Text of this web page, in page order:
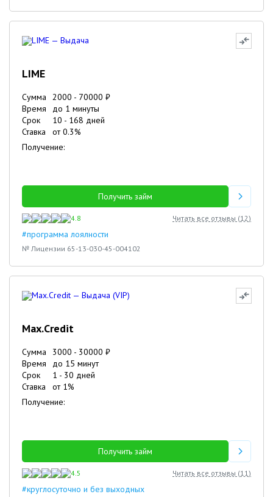
LIME
Сумма 2000 - 70000 ₽
Время
до 1 минуты
Срок
10 - 168 дней
Ставка
от0.3%
Получение:
Получить займ
4.8 Читать все отзывы (12)
#программа лоялности
№ Лицензии 65-13-030-45-004102
Max.Credit
Сумма 3000 - 30000 ₽
Время
до 15 минут
Срок
1 - 30 дней
Ставка
от 1%
Получение:
Получить займ
4.5 Читать все отзывы (11)
#круглосуточно и без выходных